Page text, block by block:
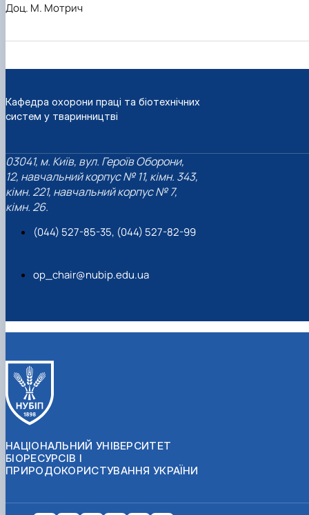
Доц. М. Мотрич
Кафедра охорони праці та біотехнічних
систем у тваринництві
03041, м. Київ, вул. Героїв Оборони,
12, навчальний корпус № 11, кімн. 343,
кімн. 221, навчальний корпус № 7,
кімн. 26.
(044) 527-85-35, (044) 527-82-99
op_chair@nubip.edu.ua
НАЦІОНАЛЬНИЙ УНІВЕРСИТЕТ
БІОРЕСУРСІВ І
ПРИРОДОКОРИСТУВАННЯ УКРАЇНИ